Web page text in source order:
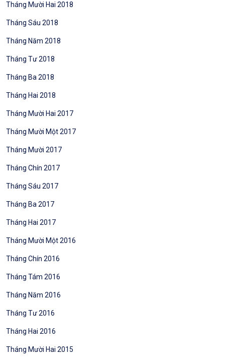
Tháng Mười Hai 2018
Tháng Sáu 2018
Tháng Năm 2018
Tháng Tư 2018
Tháng Ba 2018
Tháng Hai 2018
Tháng Mười Hai 2017
Tháng Mười Một 2017
Tháng Mười 2017
Tháng Chín 2017
Tháng Sáu 2017
Tháng Ba 2017
Tháng Hai 2017
Tháng Mười Một 2016
Tháng Chín 2016
Tháng Tám 2016
Tháng Năm 2016
Tháng Tư 2016
Tháng Hai 2016
Tháng Mười Hai 2015